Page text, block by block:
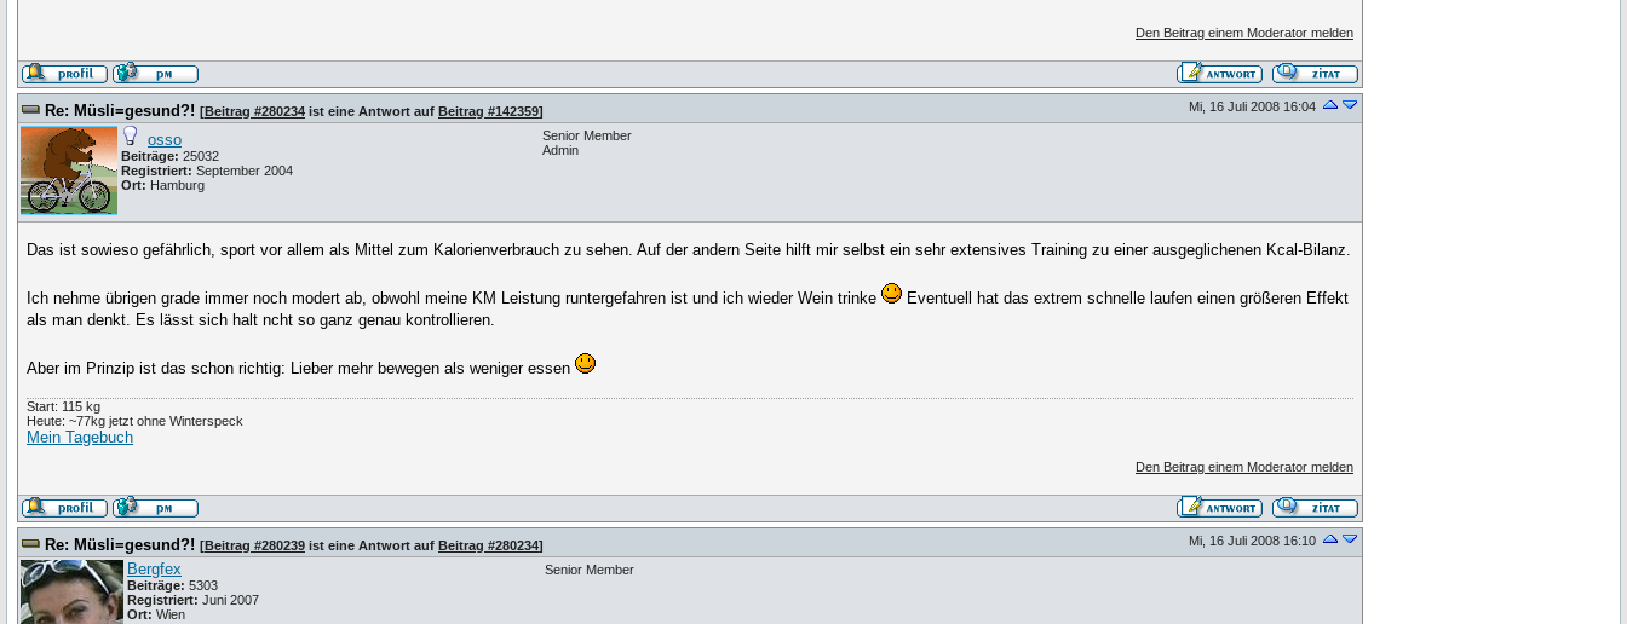
Den Beitrag einem Moderator melden
Re: Müsli=gesund?! [Beitrag #280234 ist eine Antwort auf Beitrag #142359] Mi, 16 Juli 2008 16:04
osso
Beiträge: 25032
Registriert: September 2004
Ort: Hamburg
Senior Member
Admin
Das ist sowieso gefährlich, sport vor allem als Mittel zum Kalorienverbrauch zu sehen. Auf der andern Seite hilft mir selbst ein sehr extensives Training zu einer ausgeglichenen Kcal-Bilanz.
Ich nehme übrigen grade immer noch modert ab, obwohl meine KM Leistung runtergefahren ist und ich wieder Wein trinke
Eventuell hat das extrem schnelle laufen einen größeren Effekt
als man denkt. Es lässt sich halt ncht so ganz genau kontrollieren.
Aber im Prinzip ist das schon richtig: Lieber mehr bewegen als weniger essen
Start: 115 kg
Heute: ~77kg jetzt ohne Winterspeck
Mein Tagebuch
Den Beitrag einem Moderator melden
Re: Müsli=gesund?! [Beitrag #280239 ist eine Antwort auf Beitrag #280234] Mi, 16 Juli 2008 16:10
Bergfex
Beiträge: 5303
Registriert: Juni 2007
Ort: Wien
Senior Member